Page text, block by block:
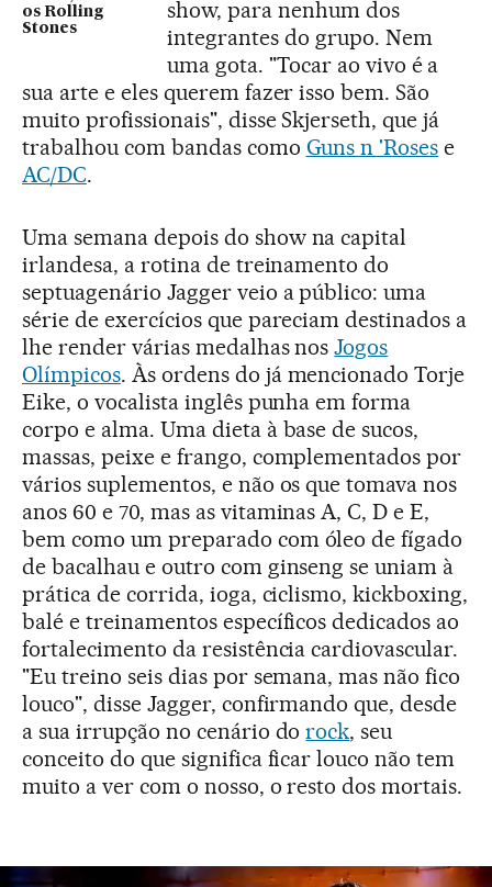
os Rolling
Stones
show, para nenhum dos
integrantes do grupo. Nem
uma gota. "Tocar ao vivo é a
sua arte e eles querem fazer isso bem. São
muito profissionais", disse Skjerseth, que já
trabalhou com bandas como Guns n 'Roses e
AC/DC.
Uma semana depois do show na capital
irlandesa, a rotina de treinamento do
septuagenário Jagger veio a público: uma
série de exercícios que pareciam destinados a
lhe render várias medalhas nosJogos
Olímpicos. Às ordens do já mencionado Torje
Eike, o vocalista inglês punha em forma
corpo e alma. Uma dieta à base de sucos,
massas, peixe e frango, complementados por
vários suplementos, e não os que tomava nos
anos 60 e 70, mas as vitaminas A, C, D e E,
bem como um preparado com óleo de fígado
de bacalhau e outro com ginseng se uniam à
prática de corrida, ioga, ciclismo, kickboxing,
balé e treinamentos específicos dedicados ao
fortalecimento da resistência cardiovascular.
"Eu treino seis dias por semana, mas não fico
louco", disse Jagger, confirmando que, desde
a sua irrupção no cenário dorock, seu
conceito do que significa ficar louco não tem
muito a ver com o nosso, o resto dos mortais.